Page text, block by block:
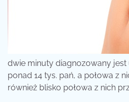
dwie minuty diagnozowany jest
ponad 14 tys. pań, a połowa z
również blisko połowa z nich